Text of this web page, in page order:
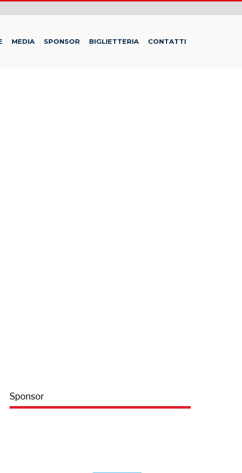
MEDIA SPONSOR BIGLIETTERIA CONTATTI
Sponsor